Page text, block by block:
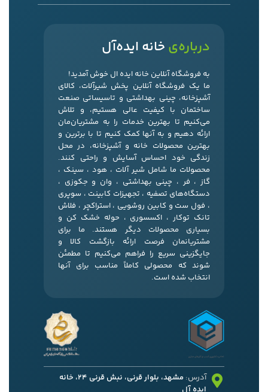
درباره‌ی خانه ایده‌آل
به فروشگاه آنلاین خانه ایده ال خوش آمدید!
ما یک فروشگاه آنلاین پخش شیرآلات، کالای
آشپزخانه، چینی بهداشتی و تاسیساتی صنعت
ساختمان با کیفیت عالی هستیم، و تلاش
می‌کنیم تا بهترین خدمات را به مشتریان‌مان
ارائه دهیم و به آنها کمک کنیم تا با برترین و
بهترین محصولات خانه و آشپزخانه، در محل
زندگی خود احساس آسایش و راحتی کنند.
محصولات ما شامل شیر آلات ، هود ، سینک ،
گاز ، فر ، چینی بهداشتی ، وان و جکوزی ،
دستگاه‌های تصفیه ، تجهیزات کابینت ، سوپری
، فول ست و کابین روشویی ، استراکچر ، فلاش
تانک توکار ، اکسسوری ، حوله خشک کن و
بسیاری محصولات دیگر هستند. ما برای
مشتریانمان فرصت ارائه بازگشت کالا و
جایگزینی سریع را فراهم می‌کنیم تا مطمئن
شوند که محصولی کاملاً مناسب برای آنها
انتخاب شده است.
آدرس:
مشهد، بلوار قرنی، نبش قرنی 24، خانه
ایده آل